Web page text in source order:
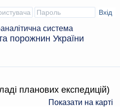
система
порожнин України
планових експедицій)
Показати на карті